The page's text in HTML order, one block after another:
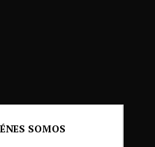
SOMOS